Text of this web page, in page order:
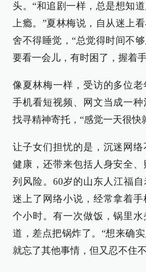
头。“和追剧一样，总是想知
上瘾。”夏林梅说，自从迷上
舍不得睡觉，“总觉得时间不
要看一会儿，有时困了，握着手
像夏林梅一样，受访的多位
手机看短视频、网文当成一
找寻精神寄托，“感觉一天很快
让子女们担忧的是，沉迷网络
健康，还带来包括人身安全
列风险。60岁的山东人江福
迷上了网络小说，经常拿着
个小时。有一次做饭，锅里
道，差点把锅炸了。“想来确
就忘了其他事情，但又忍不住不